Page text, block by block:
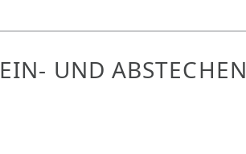
EIN- UND ABSTECHEN